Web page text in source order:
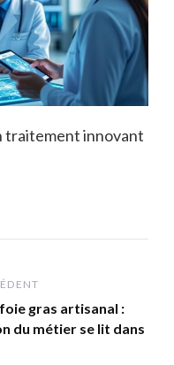
traitement innovant
gras artisanal :
du métier se lit dans